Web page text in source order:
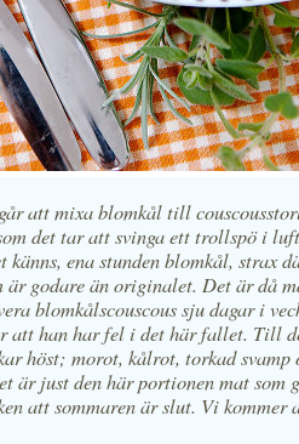
att mixa blomkål till
det tar att svinga ett trollspö i
känns, ena stunden blomkål, strax
är godare än originalet. Det är då
blomkålscouscous sju dagar i
att han har fel i det här fallet. Till
höst; morot, kålrot, torkad svamp
är just den här portionen mat som
att sommaren är slut. Vi kommer